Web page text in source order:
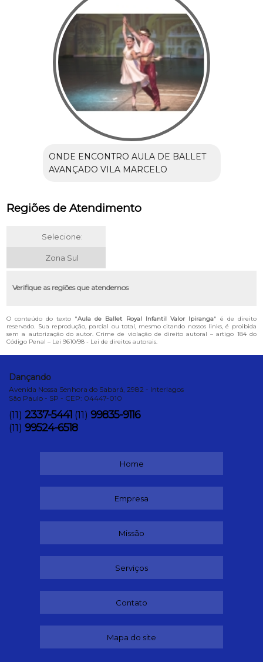
ONDE ENCONTRO AULA DE BALLET
AVANÇADO VILA MARCELO
Regiões de Atendimento
Selecione:
Zona Sul
Verifique as regiões que atendemos
O conteúdo do texto "Aula de Ballet Royal Infantil Valor Ipiranga" é de direito
reservado. Sua reprodução, parcial ou total, mesmo citando nossos links, é proibida
sem a autorização do autor. Crime de violação de direito autoral – artigo 184 do
Código Penal – Lei 9610/98 - Lei de direitos autorais.
Dançando
Avenida Nossa Senhora do Sabará, 2982 - Interlagos
São Paulo - SP - CEP: 04447-010
(11) 2337-5441 (11) 99835-9116
(11) 99524-6518
Home
Empresa
Missão
Serviços
Contato
Mapa do site